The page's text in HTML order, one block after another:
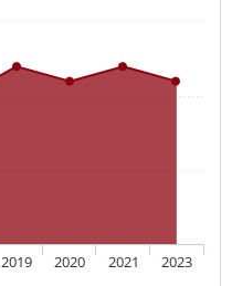
2019 2020 2021 2023